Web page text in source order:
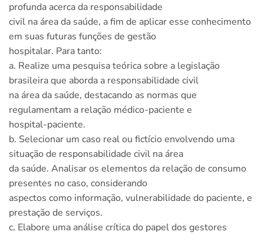
profunda acerca da responsabilidade
civil na área da saúde, a fim de aplicar esse conhecimento
em suas futuras funções de gestão
hospitalar. Para tanto:
a. Realize uma pesquisa teórica sobre a legislação
brasileira que aborda a responsabilidade civil
na área da saúde, destacando as normas que
regulamentam a relação médico-paciente e
hospital-paciente.
b. Selecionar um caso real ou fictício envolvendo uma
situação de responsabilidade civil na área
da saúde. Analisar os elementos da relação de consumo
presentes no caso, considerando
aspectos como informação, vulnerabilidade do paciente, e
prestação de serviços.
c. Elabore uma análise crítica do papel dos gestores